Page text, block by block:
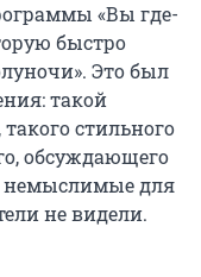
«Вы где-
быстро
Это был
такой
стильного
обсуждающего
немыслимые для
не видели.